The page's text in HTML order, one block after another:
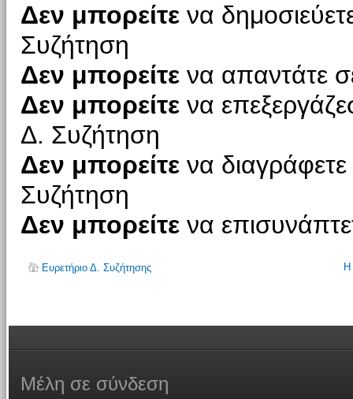
Δεν μπορείτενα
Συζήτηση
Δεν μπορείτενα απαντάτε
Δεν μπορείτενα
Δ. Συζήτηση
Δεν μπορείτενα διαγράφετε
Συζήτηση
Δεν μπορείτενα
Ευρετήριο Δ. Συζήτησης Η
Μέλη σε σύνδεση